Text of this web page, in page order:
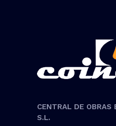
CENTRAL DE OBRAS
S.L.